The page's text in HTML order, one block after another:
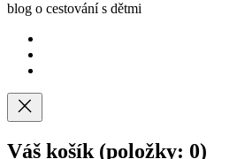
blog o cestování s dětmi
Váš košík (položky: 0)